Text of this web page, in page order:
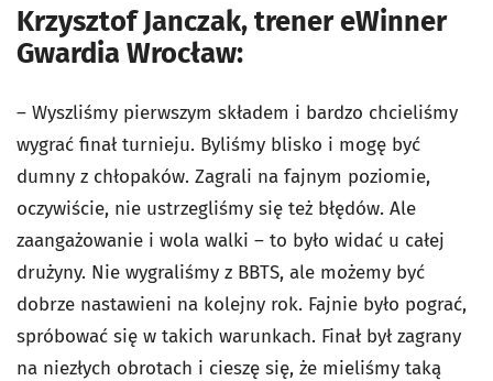
Krzysztof Janczak, trener eWinner
Gwardia Wrocław:
– Wyszliśmy pierwszym składem i bardzo chcieliśmy
wygrać finał turnieju. Byliśmy blisko i mogę być
dumny z chłopaków. Zagrali na fajnym poziomie,
oczywiście, nie ustrzegliśmy się też błędów. Ale
zaangażowanie i wola walki – to było widać u całej
drużyny. Nie wygraliśmy z BBTS, ale możemy być
dobrze nastawieni na kolejny rok. Fajnie było pograć,
spróbować się w takich warunkach. Finał był zagrany
na niezłych obrotach i cieszę się, że mieliśmy taką